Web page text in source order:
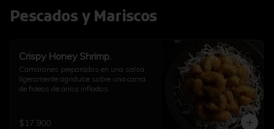
Pescados y Mariscos
Crispy Honey Shrimp.
Camarones preparados en una salsa
ligeramente agridulce sobre una cama
de fideos de arroz inflados.
$17.900